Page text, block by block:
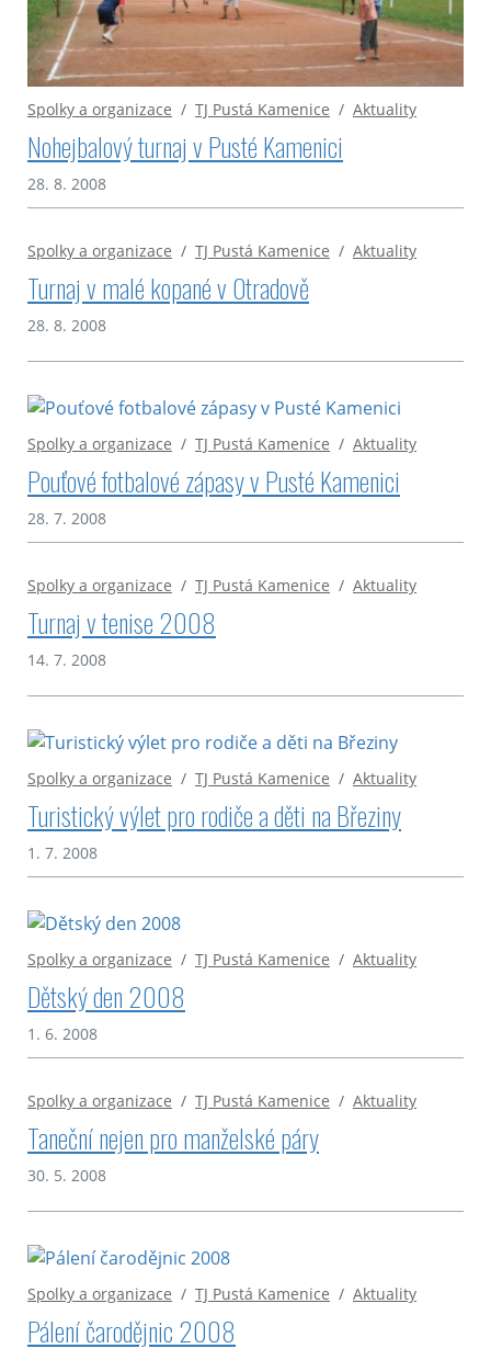
Spolky a organizace / TJ Pustá Kamenice / Aktuality
Nohejbalový turnaj v Pusté Kamenici
28. 8. 2008
Spolky a organizace / TJ Pustá Kamenice / Aktuality
Turnaj v malé kopané v Otradově
28. 8. 2008
Spolky a organizace / TJ Pustá Kamenice / Aktuality
Pouťové fotbalové zápasy v Pusté Kamenici
28. 7. 2008
Spolky a organizace / TJ Pustá Kamenice / Aktuality
Turnaj v tenise 2008
14. 7. 2008
Spolky a organizace / TJ Pustá Kamenice / Aktuality
Turistický výlet pro rodiče a děti na Březiny
1. 7. 2008
Spolky a organizace / TJ Pustá Kamenice / Aktuality
Dětský den 2008
1. 6. 2008
Spolky a organizace / TJ Pustá Kamenice / Aktuality
Taneční nejen pro manželské páry
30. 5. 2008
Spolky a organizace / TJ Pustá Kamenice / Aktuality
Pálení čarodějnic 2008